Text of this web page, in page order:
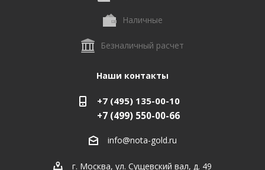
Наличные
Безналичный расчет
Наши контакты
+7 (495) 135-00-10
+7 (499) 550-00-66
info@nota-gold.ru
г. Москва, ул. Сущевский вал, д. 49